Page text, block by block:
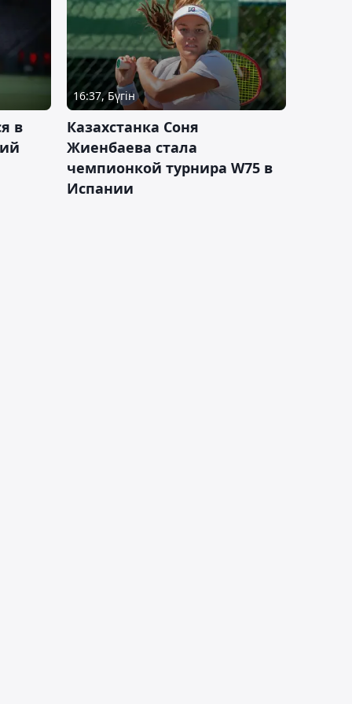
в
16:37, Бүгін
Казахстанка Соня
Жиенбаева стала
чемпионкой турнира W75 в
Испании